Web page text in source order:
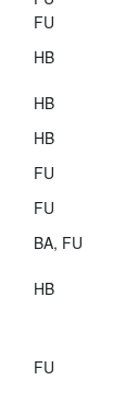
FU
HB
HB
HB
FU
FU
BA, FU
HB
FU